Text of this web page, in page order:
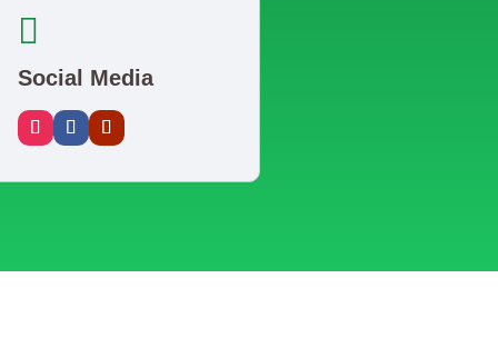

Social Media